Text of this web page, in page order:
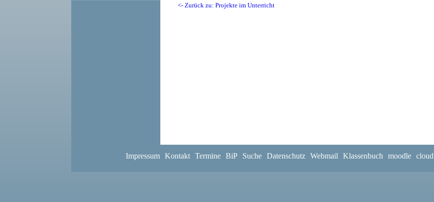
<- Zurück zu: Projekte im Unterricht
Impressum Kontakt Termine BiP Suche Datenschutz Webmail Klassenbuch moodle cloud